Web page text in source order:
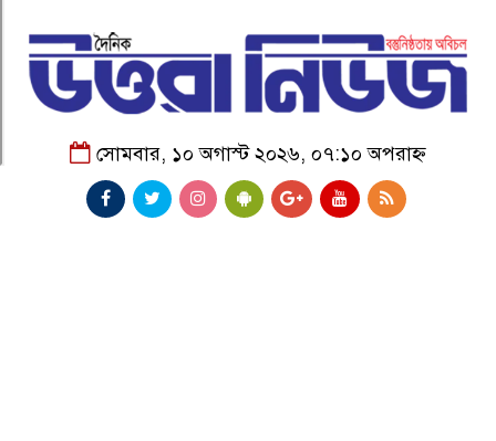
সোমবার, ১০ অগাস্ট ২০২৬, ০৭:১০ অপরাহ্ন